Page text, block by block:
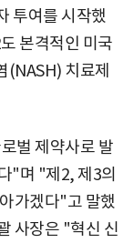
투여를 시작했
본격적인 미국
(NASH) 치료제
벌 제약사로 발
"며 "제2, 제3의
가겠다"고 말했
사장은 "혁신 신